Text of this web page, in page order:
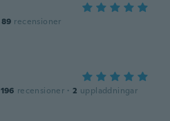
89 recensioner
196 recensioner · 2 uppladdningar